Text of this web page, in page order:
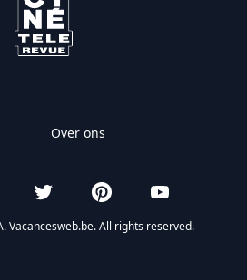
Over ons
Twitter PinterestYouTube
Vacancesweb.be. All rights reserved.